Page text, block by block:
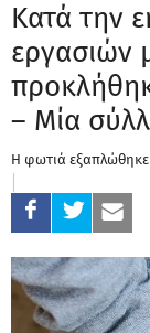
Κατά την
εργασιών
– Μία
Η φωτιά εξαπλώθηκε